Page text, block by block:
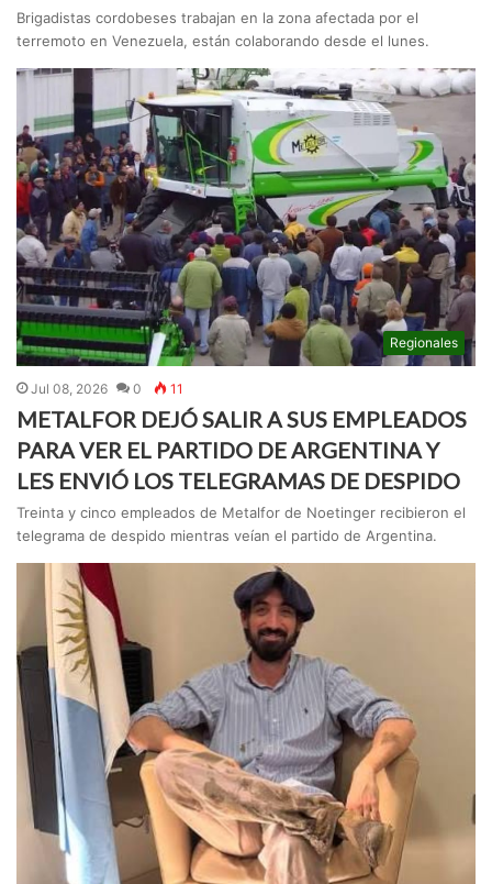
Brigadistas cordobeses trabajan en la zona afectada por el
terremoto en Venezuela, están colaborando desde el lunes.
Regionales
Jul 08, 2026 0 11
METALFOR DEJÓ SALIR A SUS EMPLEADOS
PARA VER EL PARTIDO DE ARGENTINA Y
LES ENVIÓ LOS TELEGRAMAS DE DESPIDO
Treinta y cinco empleados de Metalfor de Noetinger recibieron el
telegrama de despido mientras veían el partido de Argentina.